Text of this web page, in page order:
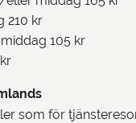
210 kr
105 kr
som för